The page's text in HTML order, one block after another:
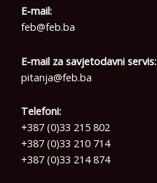
E-mail:
feb@feb.ba
E-mail za savjetodavni servis:
pitanja@feb.ba
Telefoni:
+387 (0)33 215 802
+387 (0)33 210 714
+387 (0)33 214 874